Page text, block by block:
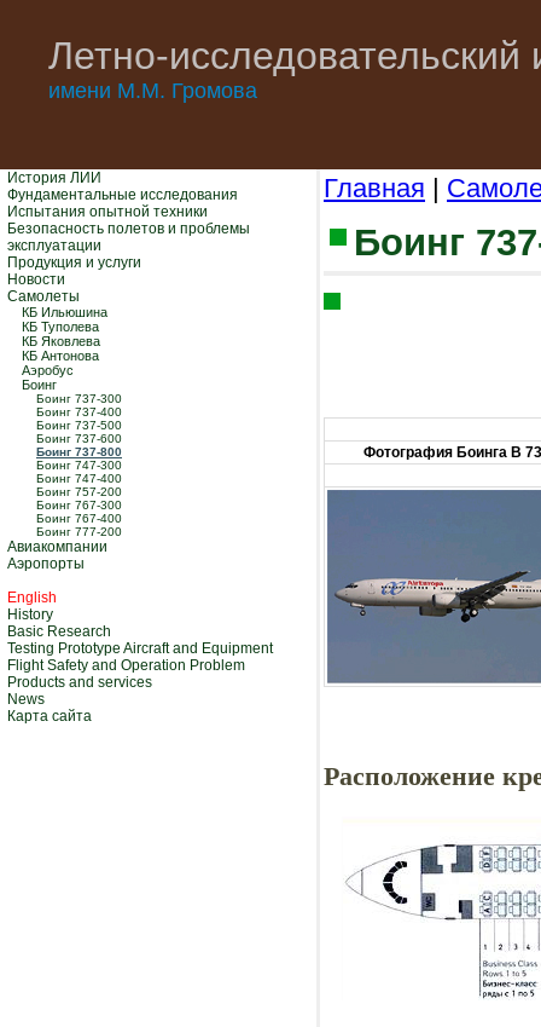
Летно-исследовательский
имени М.М. Громова
История ЛИИ
Фундаментальные исследования
Испытания опытной техники
Безопасность полетов и проблемы
эксплуатации
Продукция и услуги
Новости
Самолеты
КБ Ильюшина
КБ Туполева
КБ Яковлева
КБ Антонова
Аэробус
Боинг
Боинг 737-300
Боинг 737-400
Боинг 737-500
Боинг 737-600
Боинг 737-800
Боинг 747-300
Боинг 747-400
Боинг 757-200
Боинг 767-300
Боинг 767-400
Боинг 777-200
Авиакомпании
Аэропорты
English
History
Basic Research
Testing Prototype Aircraft and Equipment
Flight Safety and Operation Problem
Products and services
News
Карта сайта
Главная |
Боинг
Фотография Боинга B
Расположение